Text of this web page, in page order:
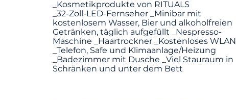
_Kosmetikprodukte von RITUALS
_32-Zoll-LED-Fernseher _Minibar mit
kostenlosem Wasser, Bier und alkoholfreien
Getränken, täglich aufgefüllt _Nespresso-
Maschine _Haartrockner _Kostenloses WLAN
_Telefon, Safe und Klimaanlage/Heizung
_Badezimmer mit Dusche _Viel Stauraum in
Schränken und unter dem Bett